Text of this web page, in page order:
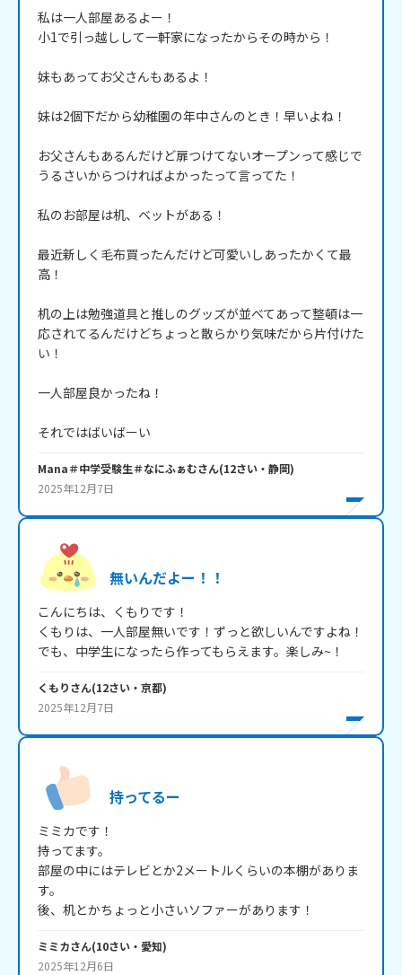
私は一人部屋あるよー！
小1で引っ越しして一軒家になったからその時から！
妹もあってお父さんもあるよ！
妹は2個下だから幼稚園の年中さんのとき！早いよね！
お父さんもあるんだけど扉つけてないオープンって感じで
うるさいからつければよかったって言ってた！
私のお部屋は机、ベットがある！
最近新しく毛布買ったんだけど可愛いしあったかくて最
高！
机の上は勉強道具と推しのグッズが並べてあって整頓は一
応されてるんだけどちょっと散らかり気味だから片付けた
い！
一人部屋良かったね！
それではばいばーい
Mana＃中学受験生＃なにふぁむさん(12さい・ 静岡)
2025年12月7日
無いんだよー！！
こんにちは、くもりです！
くもりは、一人部屋無いです！ずっと欲しいんですよね！
でも、中学生になったら作ってもらえます。楽しみ~！
くもりさん(12さい・ 京都)
2025年12月7日
持ってるー
ミミカです！
持ってます。
部屋の中にはテレビとか2メートルくらいの本棚がありま
す。
ミミカさん(10さい・ 愛知)
2025年12月6日